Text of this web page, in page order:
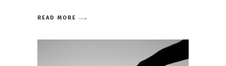
READ MORE